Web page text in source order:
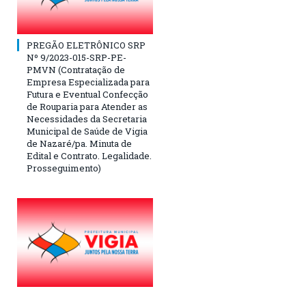
PREGÃO ELETRÔNICO SRP
Nº 9/2023-015-SRP-PE-
PMVN (Contratação de
Empresa Especializada para
Futura e Eventual Confecção
de Rouparia para Atender as
Necessidades da Secretaria
Municipal de Saúde de Vigia
de Nazaré/pa. Minuta de
Edital e Contrato. Legalidade.
Prosseguimento)